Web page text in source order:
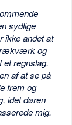
sydlige
ikke andet at
rækværk og
et regnslag.
af at se på
frem og
idet døren
mig.